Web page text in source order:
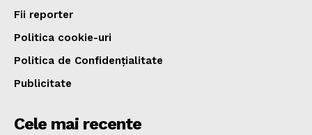
Fii reporter
Politica cookie-uri
Politica de Confidențialitate
Publicitate
Cele mai recente